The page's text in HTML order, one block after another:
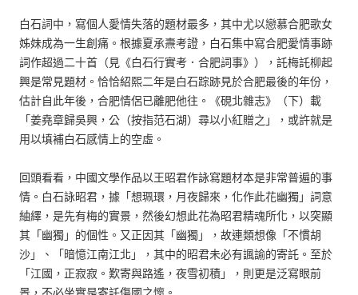
白石詞中，寫個人愛情失落的題材最多，其中尤以戀慕合肥歌女
姊妹成為一生創痛。根據夏承燾考證，白石集中寫合肥愛情事跡
詞作超過二十首（見《白石行實考．合肥詞事》），託梅託柳起
興是常見題材。恰恰紹熙二年是白石踪跡見於合肥最後的年份，
估計自此年後，合肥情侶已離肥他往。《硯北雜志》（下）載
「姜堯章歸吳興，公（按指范石湖）尋以小紅贈之」，或許就是
用以填補白石感情上的空虛。
回頭看看，中國文學作品以王昭君作詠寫題材本是非常普遍的事
情。白石詠昭君，據「想珮環，月夜歸來，化作此花幽獨」詞意
紬繹，是先有梅的實景，然後幻想此花為昭君精魂所化，以突顯
其「幽獨」的個性。又正因其「幽獨」，故連類想像「不慣胡
沙」、「暗憶江南江北」，其中的昭君未必有諷諭的寄託。至於
「江國，正寂寂。歎寄與路遙，夜雪初積」，則更是泛寫眼前